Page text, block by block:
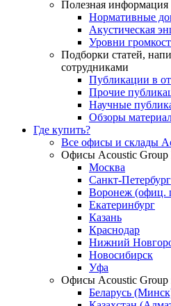
Полезная информация
Нормативные
Акустическая
Уровни
Подборки статей,
сотрудниками
Публикации в
Прочие
Научные
Обзоры
Где купить?
Все офисы и склады
Офисы Acoustic
Москва
Санкт-Петербург
Воронеж (офиц.
Екатеринбург
Казань
Краснодар
Нижний
Новосибирск
Уфа
Офисы Acoustic Group
Беларусь